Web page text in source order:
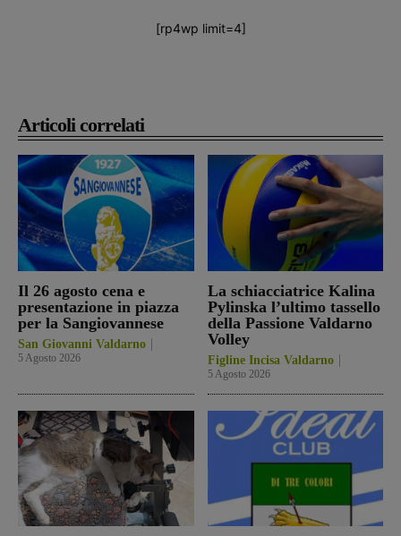
Articoli correlati
Il 26 agosto cena e
presentazione in piazza
per la Sangiovannese
San Giovanni Valdarno
5 Agosto 2026
La schiacciatrice Kalina
Pylinska l’ultimo tassello
della Passione Valdarno
Volley
Figline Incisa Valdarno
5 Agosto 2026
[rp4wp limit=4]